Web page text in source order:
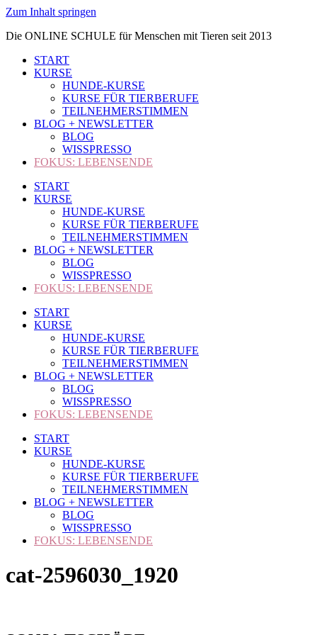
Zum Inhalt springen
Die ONLINE SCHULE für Menschen mit Tieren seit 2013
START
KURSE
HUNDE-KURSE
KURSE FÜR TIERBERUFE
TEILNEHMERSTIMMEN
BLOG + NEWSLETTER
BLOG
WISSPRESSO
FOKUS: LEBENSENDE
START
KURSE
HUNDE-KURSE
KURSE FÜR TIERBERUFE
TEILNEHMERSTIMMEN
BLOG + NEWSLETTER
BLOG
WISSPRESSO
FOKUS: LEBENSENDE
START
KURSE
HUNDE-KURSE
KURSE FÜR TIERBERUFE
TEILNEHMERSTIMMEN
BLOG + NEWSLETTER
BLOG
WISSPRESSO
FOKUS: LEBENSENDE
START
KURSE
HUNDE-KURSE
KURSE FÜR TIERBERUFE
TEILNEHMERSTIMMEN
BLOG + NEWSLETTER
BLOG
WISSPRESSO
FOKUS: LEBENSENDE
cat-2596030_1920